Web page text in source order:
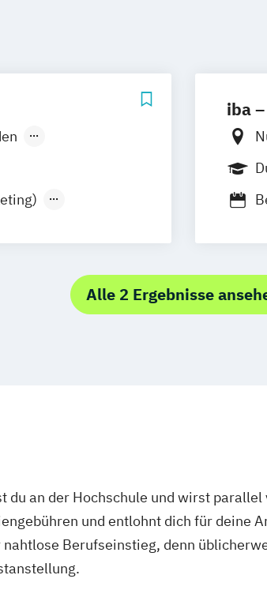
iba
Alle 2 Ergebnisse
du an der Hochschule und wirst
und entlohnt dich für deine
Berufseinstieg, denn